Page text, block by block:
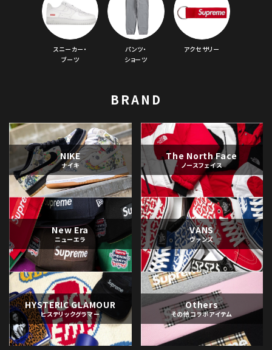
スニーカー・
ブーツ
パンツ・
ショーツ
アクセサリー
BRAND
NIKE
ナイキ
The North Face
ノースフェイス
New Era
ニューエラ
VANS
ヴァンズ
HYSTERIC GLAMOUR
ヒステリックグラマー
Others
その他コラボアイテム